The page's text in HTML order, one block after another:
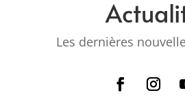
Les dernières